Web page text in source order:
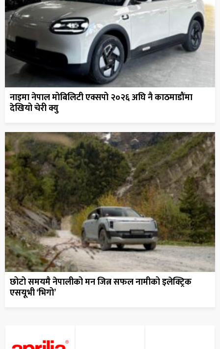
नाइमा नेपाल मोबिलिटी एक्सपो २०२६ अघि नै काठमाडौंमा
देखियो चेरी क्यु
छोटो समयमै नेपालीको मन जित्न सफल नामीको इलेक्ट्रिक
एसयूभी ‘भिगो’